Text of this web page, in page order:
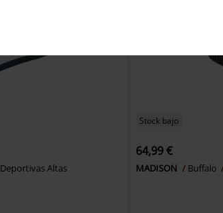
Deportivas Altas
Stock bajo
64,99 €
MADISON Buffalo